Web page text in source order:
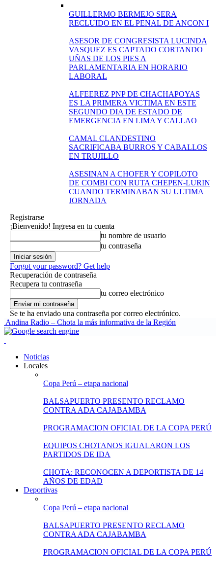
GUILLERMO BERMEJO SERA
RECLUIDO EN EL PENAL DE ANCON I
ASESOR DE CONGRESISTA LUCINDA
VASQUEZ ES CAPTADO CORTANDO
UÑAS DE LOS PIES A
PARLAMENTARIA EN HORARIO
LABORAL
ALFEEREZ PNP DE CHACHAPOYAS
ES LA PRIMERA VICTIMA EN ESTE
SEGUNDO DIA DE ESTADO DE
EMERGENCIA EN LIMA Y CALLAO
CAMAL CLANDESTINO
SACRIFICABA BURROS Y CABALLOS
EN TRUJILLO
ASESINAN A CHOFER Y COPILOTO
DE COMBI CON RUTA CHEPEN-LURIN
CUANDO TERMINABAN SU ULTIMA
JORNADA
Registrarse
¡Bienvenido! Ingresa en tu cuenta
tu nombre de usuario
tu contraseña
Forgot your password? Get help
Recuperación de contraseña
Recupera tu contraseña
tu correo electrónico
Se te ha enviado una contraseña por correo electrónico.
Andina Radio – Chota la más informativa de la Región
Noticias
Locales
Copa Perú – etapa nacional
BALSAPUERTO PRESENTO RECLAMO
CONTRA ADA CAJABAMBA
PROGRAMACION OFICIAL DE LA COPA PERÚ
EQUIPOS CHOTANOS IGUALARON LOS
PARTIDOS DE IDA
CHOTA: RECONOCEN A DEPORTISTA DE 14
AÑOS DE EDAD
Deportivas
Copa Perú – etapa nacional
BALSAPUERTO PRESENTO RECLAMO
CONTRA ADA CAJABAMBA
PROGRAMACION OFICIAL DE LA COPA PERÚ